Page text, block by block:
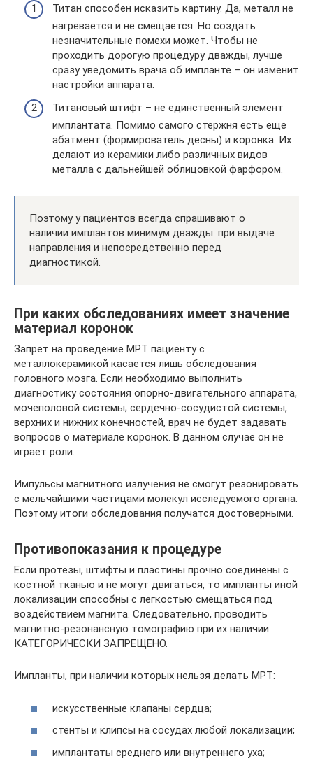
Титан способен исказить картину. Да, металл не
нагревается и не смещается. Но создать
незначительные помехи может. Чтобы не
проходить дорогую процедуру дважды, лучше
сразу уведомить врача об импланте – он изменит
настройки аппарата.
Титановый штифт – не единственный элемент
имплантата. Помимо самого стержня есть еще
абатмент (формирователь десны) и коронка. Их
делают из керамики либо различных видов
металла с дальнейшей облицовкой фарфором.
Поэтому у пациентов всегда спрашивают о
наличии имплантов минимум дважды: при выдаче
направления и непосредственно перед
диагностикой.
При каких обследованиях имеет значение
материал коронок
Запрет на проведение МРТ пациенту с
металлокерамикой касается лишь обследования
головного мозга. Если необходимо выполнить
диагностику состояния опорно-двигательного аппарата,
мочеполовой системы; сердечно-сосудистой системы,
верхних и нижних конечностей, врач не будет задавать
вопросов о материале коронок. В данном случае он не
играет роли.
Импульсы магнитного излучения не смогут резонировать
с мельчайшими частицами молекул исследуемого органа.
Поэтому итоги обследования получатся достоверными.
Противопоказания к процедуре
Если протезы, штифты и пластины прочно соединены с
костной тканью и не могут двигаться, то импланты иной
локализации способны с легкостью смещаться под
воздействием магнита. Следовательно, проводить
магнитно-резонансную томографию при их наличии
КАТЕГОРИЧЕСКИ ЗАПРЕЩЕНО.
Импланты, при наличии которых нельзя делать МРТ:
искусственные клапаны сердца;
стенты и клипсы на сосудах любой локализации;
имплантаты среднего или внутреннего уха;